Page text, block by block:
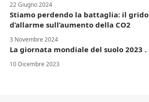
22 Giugno 2024
Stiamo perdendo la battaglia: il grido
d’allarme sull’aumento della CO2
3 Novembre 2024
La giornata mondiale del suolo 2023 .
10 Dicembre 2023